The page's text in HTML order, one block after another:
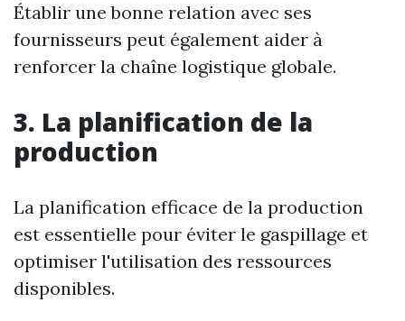
Établir une bonne relation avec ses
fournisseurs peut également aider à
renforcer la chaîne logistique globale.
3. La planification de la
production
La planification efficace de la production
est essentielle pour éviter le gaspillage et
optimiser l'utilisation des ressources
disponibles.